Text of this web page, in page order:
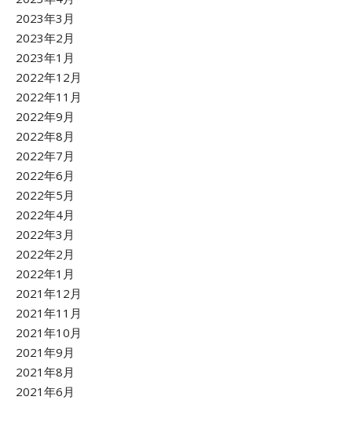
2023年3月
2023年2月
2023年1月
2022年12月
2022年11月
2022年9月
2022年8月
2022年7月
2022年6月
2022年5月
2022年4月
2022年3月
2022年2月
2022年1月
2021年12月
2021年11月
2021年10月
2021年9月
2021年8月
2021年6月